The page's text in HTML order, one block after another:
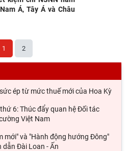
Á, Tây Á và Châu
1 2
nghiệp vụ năm 2026 của Viện
Nam
Nam và
lực Việt Nam - Ấn Độ thông qua
Chính phủ
ép từ mức thuế mới của Hoa Kỳ
6: Thúc đẩy quan hệ Đối tác
Việt Nam
mới" và "Hành động hướng Đông"
dẫn Đài Loan - Ấn